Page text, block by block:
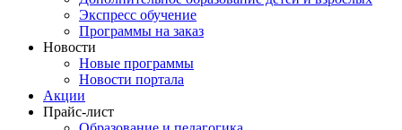
Экспресс обучение
Программы на заказ
Новости
Новые программы
Новости портала
Акции
Прайс-лист